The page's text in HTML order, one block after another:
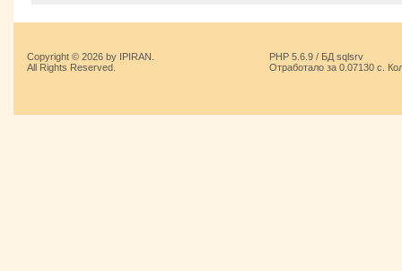
Copyright © 2026 by IPIRAN.
All Rights Reserved.
PHP 5.6.9 / БД sqlsrv
Отработало за 0.07130 с.